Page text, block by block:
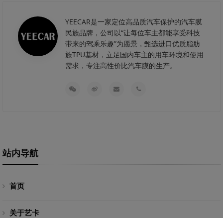
YEECAR是一家定位高品质汽车保护的汽车膜
民族品牌，公司以“让每位车主都能享受科技
带来的驾乘乐趣”为愿景，甄选进口优质脂肪
族TPU基材，立足国内车主的用车环境和使用
需求，专注高性价比汽车膜的生产。
站内导航
首页
关于艺卡